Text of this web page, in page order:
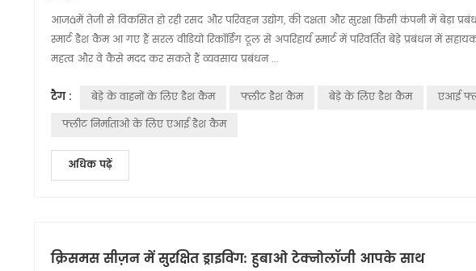
आजâमें तेजी से विकसित हो रही रसद और परिवहन उद्योग, की दक्षता और सुरक्षा किसी कंपनी में बेड़ा
स्मार्ट डैश कैम आ गए हैं सरल वीडियो रिकॉर्डिंग टूल से अपरिहार्य स्मार्ट में परिवर्तित बेड़े प्रबंधन में
महत्व और वे कैसे मदद कर सकते हैं व्यवसाय प्रबंधन ...
टैग : बेड़े के वाहनों के लिए डैश कैम फ्लीट डैश कैम बेड़े के लिए डैश कैम एआई
फ्लीट निर्माताओं के लिए एआई डैश कैम
अधिक पढ़ें
क्रिसमस सीज़न में सुरक्षित ड्राइविंग: हुबाओ टेक्नोलॉजी आपके साथ